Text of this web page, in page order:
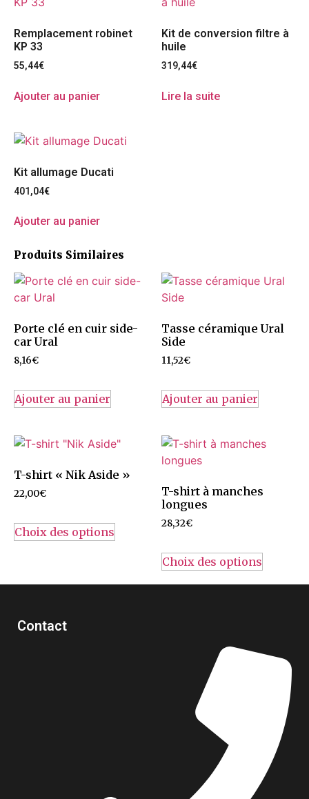
Remplacement robinet
KP 33
55,44€
Ajouter au panier
Kit de conversion filtre à
huile
319,44€
Lire la suite
Kit allumage Ducati
401,04€
Ajouter au panier
Produits Similaires
Porte clé en cuir side-
car Ural
8,16€
Ajouter au panier
Tasse céramique Ural
Side
11,52€
Ajouter au panier
T-shirt « Nik Aside »
22,00€
Choix des options
T-shirt à manches
longues
28,32€
Choix des options
Contact